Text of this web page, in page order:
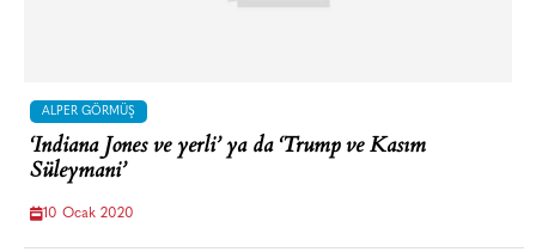
ALPER GÖRMÜŞ
‘Indiana Jones ve yerli’ ya da ‘Trump ve Kasım
Süleymani’
10 Ocak 2020